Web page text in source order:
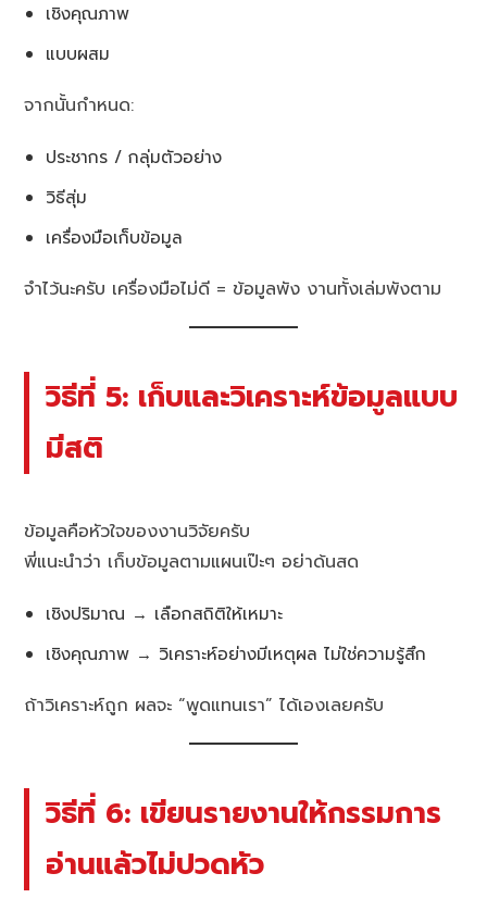
เชิงคุณภาพ
แบบผสม
จากนั้นกำหนด:
ประชากร / กลุ่มตัวอย่าง
วิธีสุ่ม
เครื่องมือเก็บข้อมูล
จำไว้นะครับ เครื่องมือไม่ดี = ข้อมูลพัง งานทั้งเล่มพังตาม
วิธีที่ 5: เก็บและวิเคราะห์ข้อมูลแบบ
มีสติ
ข้อมูลคือหัวใจของงานวิจัยครับ
พี่แนะนำว่า เก็บข้อมูลตามแผนเป๊ะๆ อย่าด้นสด
เชิงปริมาณ → เลือกสถิติให้เหมาะ
เชิงคุณภาพ → วิเคราะห์อย่างมีเหตุผล ไม่ใช่ความรู้สึก
ถ้าวิเคราะห์ถูก ผลจะ “พูดแทนเรา” ได้เองเลยครับ
วิธีที่ 6: เขียนรายงานให้กรรมการ
อ่านแล้วไม่ปวดหัว